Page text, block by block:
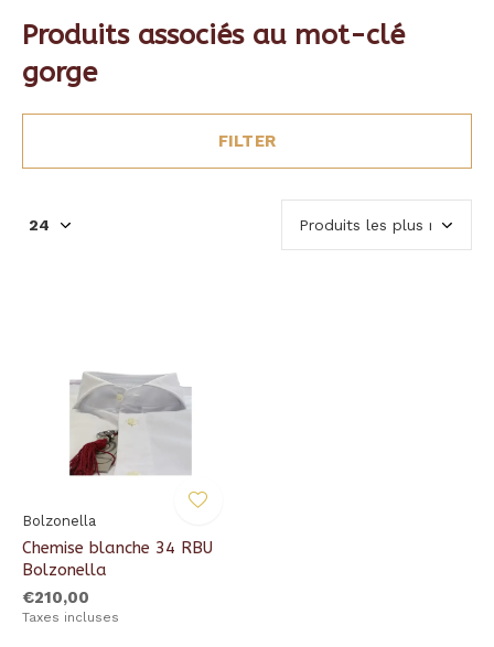
Produits associés au mot-clé
gorge
FILTER
Bolzonella
Chemise blanche 34 RBU
Bolzonella
€210,00
Taxes incluses